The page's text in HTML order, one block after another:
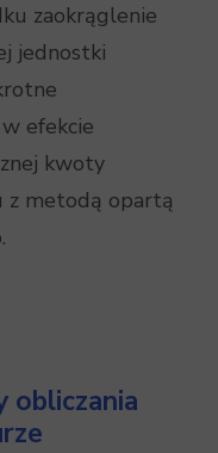
zaokrąglenie
jednostki
efekcie
kwoty
z metodą opartą
obliczania